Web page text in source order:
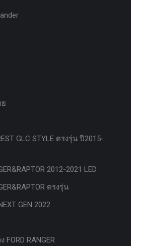
GLC STYLE ตรงรุ่น ปี2015-
2012-2021 LED
ตรงรุ่น
GEN 2022
RANGER